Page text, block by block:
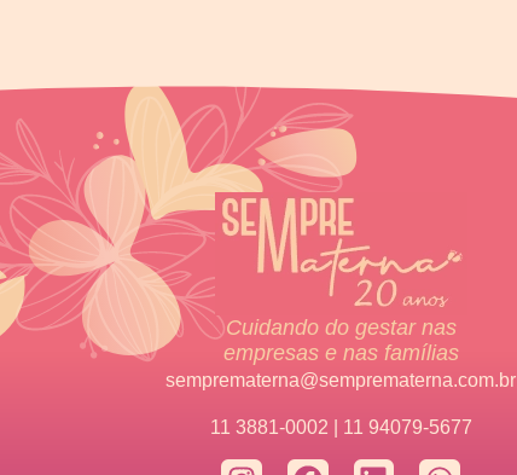
Cuidando do gestar nas
empresas e nas famílias
semprematerna@semprematerna.com.br
11 3881-0002 | 11 94079-5677